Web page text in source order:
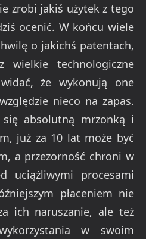
zrobi jakiś użytek z tego
ocenić. W końcu wiele
o jakichś patentach,
wielkie technologiczne
że wykonują one
nieco na zapas.
absolutną mrzonką i
już za 10 lat może być
a przezorność chroni w
uciążliwymi procesami
płaceniem nie
ich naruszanie, ale też
w swoim